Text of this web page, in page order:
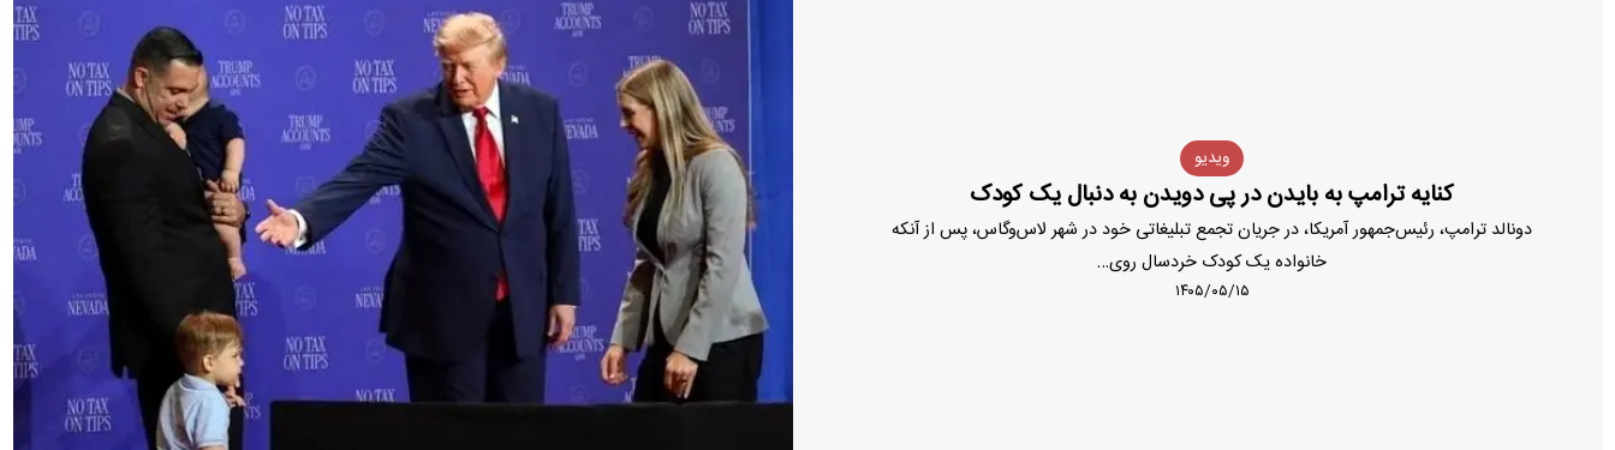
ویدیو
کنایه ترامپ به بایدن در پی دویدن به دنبال یک کودک
دونالد ترامپ، رئیس‌جمهور آمریکا، در جریان تجمع تبلیغاتی خود در شهر لاس‌وگاس، پس از آنکه
خانواده یک کودک خردسال روی…
۱۴۰۵/۰۵/۱۵